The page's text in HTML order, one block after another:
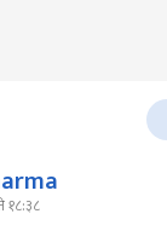
१८:३८